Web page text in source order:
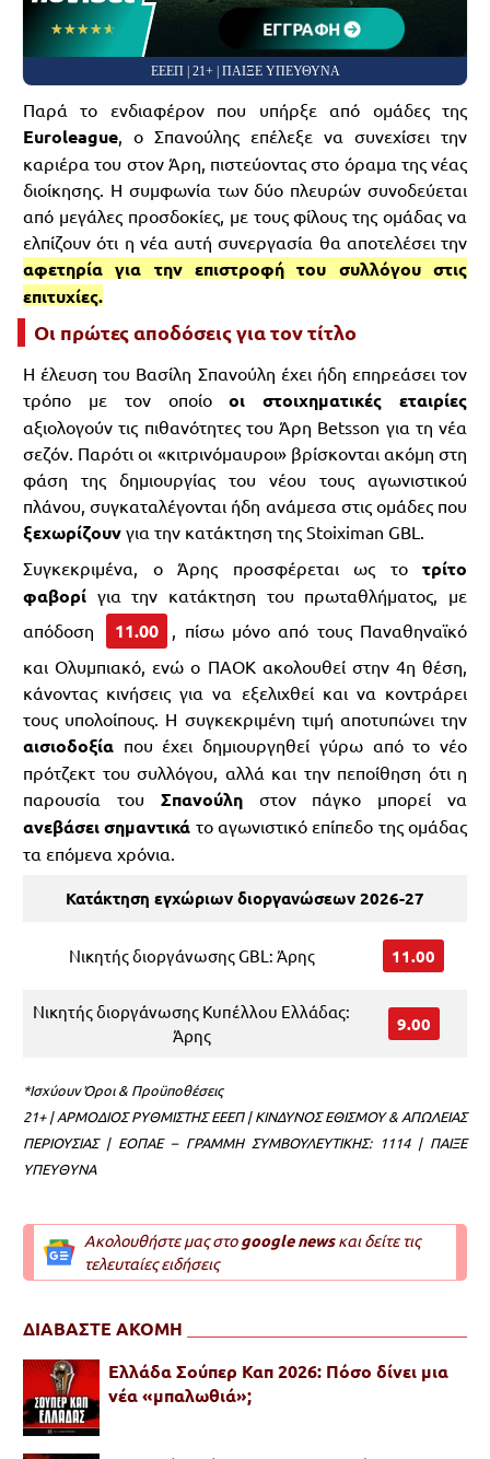
☆☆☆☆☆
★★★★★
ΕΓΓΡΑΦΗ
ΕΕΕΠ | 21+ | ΠΑΙΞΕ ΥΠΕΥΘΥΝΑ
Παρά το ενδιαφέρον που υπήρξε από ομάδες της
Euroleague, ο Σπανούλης επέλεξε να συνεχίσει την
καριέρα του στον Άρη, πιστεύοντας στο όραμα της νέας
διοίκησης. Η συμφωνία των δύο πλευρών συνοδεύεται
από μεγάλες προσδοκίες, με τους φίλους της ομάδας να
ελπίζουν ότι η νέα αυτή συνεργασία θα αποτελέσει την
αφετηρία για την επιστροφή του συλλόγου στις
επιτυχίες.
Οι πρώτες αποδόσεις για τον τίτλο
Η έλευση του Βασίλη Σπανούλη έχει ήδη επηρεάσει τον
τρόπο με τον οποίοοι στοιχηματικές εταιρίες
αξιολογούν τις πιθανότητες του Άρη Betsson για τη νέα
σεζόν. Παρότι οι «κιτρινόμαυροι» βρίσκονται ακόμη στη
φάση της δημιουργίας του νέου τους αγωνιστικού
πλάνου, συγκαταλέγονται ήδη ανάμεσα στις ομάδες που
ξεχωρίζουν για την κατάκτηση της Stoiximan GBL.
Συγκεκριμένα, ο Άρης προσφέρεται ως το τρίτο
φαβορί για την κατάκτηση του πρωταθλήματος, με
απόδοση
11.00
, πίσω μόνο από τους Παναθηναϊκό
και Ολυμπιακό, ενώ ο ΠΑΟΚ ακολουθεί στην 4η θέση,
κάνοντας κινήσεις για να εξελιχθεί και να κοντράρει
τους υπολοίπους. Η συγκεκριμένη τιμή αποτυπώνει την
αισιοδοξία που έχει δημιουργηθεί γύρω από το νέο
πρότζεκτ του συλλόγου, αλλά και την πεποίθηση ότι η
παρουσία του Σπανούλη στον πάγκο μπορεί να
ανεβάσει σημαντικά το αγωνιστικό επίπεδο της ομάδας
τα επόμενα χρόνια.
Κατάκτηση εγχώριων διοργανώσεων 2026-27
Νικητής διοργάνωσης GBL: Άρης 11.00
Νικητής διοργάνωσης Κυπέλλου Ελλάδας:
Άρης
9.00
*Ισχύουν Όροι & Προϋποθέσεις
21+ | ΑΡΜΟΔΙΟΣ ΡΥΘΜΙΣΤΗΣ ΕΕΕΠ | ΚΙΝΔΥΝΟΣ ΕΘΙΣΜΟΥ & ΑΠΩΛΕΙΑΣ
ΠΕΡΙΟΥΣΙΑΣ | ΕΟΠΑΕ – ΓΡΑΜΜΗ ΣΥΜΒΟΥΛΕΥΤΙΚΗΣ: 1114 | ΠΑΙΞΕ
ΥΠΕΥΘΥΝΑ
Ακολουθήστε μας στοgoogle newsκαι δείτε τις
τελευταίες ειδήσεις
ΔΙΑΒΑΣΤΕ ΑΚΟΜΗ
Ελλάδα Σούπερ Καπ 2026: Πόσο δίνει μια
νέα «μπαλωθιά»;